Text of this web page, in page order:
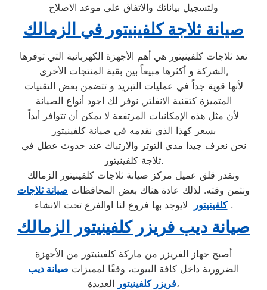
ولتسجيل بياناتك والاتفاق على موعد الاصلاح
صيانة ثلاجة كلفينيتور في الزمالك
تعد ثلاجات كلفينيتور هي أهم الأجهزة الكهربائية التي توفرها
الشركة و أكثرها مبيعاً بين بقية المنتجات الأخرى,
لأنها قوية جداً في عمليات التبريد و تتضمن بعض التقنيات
المتميزة كتقنية الانفلتر, نوفر لك اجود أنواع الصيانة
لأن مثل هذه الإمكانيات المرتفعة لا يمكن أن تتوافر أبداً
بسعر كهذا الذي نقدمه في صيانة كلفينيتور
نحن نعرف جيدا مدي التوتر والارتباك عند حدوث عطل في
ثلاجة كلفينيتور.
ونقدر قلق عميل مركز صيانة ثلاجات كلفينيتور الزمالك
ونثمن وقته. لذلك عادة هناك بعض المحافظات صيانة ثلاجات
كلفينيتورلايوجد بها فروع لنا اوالفرع تحت الانشاء .
صيانة ديب فريزر كلفينيتور الزمالك
أصبح جهاز الفريزر من ماركة كلفينيتور من الأجهزة
الضرورية داخل كافة البيوت، وفقًا لمميزات صيانة ديب
فريزر كلفينيتورالعديدة،